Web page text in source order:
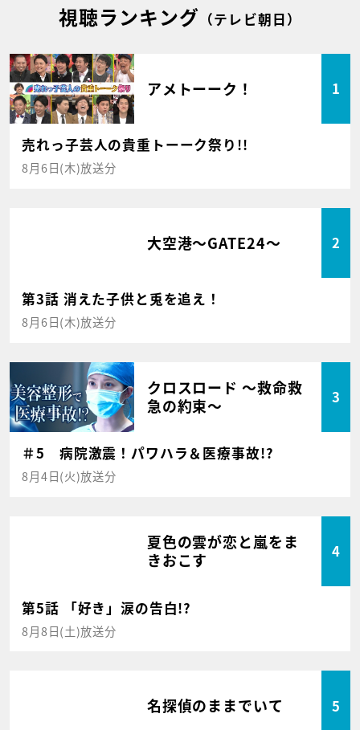
視聴ランキング （テレビ朝日）
アメトーーク！ 1
売れっ子芸人の貴重トーーク祭り!!
8月6日(木)放送分
大空港～GATE24～ 2
第3話 消えた子供と兎を追え！
8月6日(木)放送分
クロスロード ～救命救
急の約束～
3
＃5 病院激震！パワハラ＆医療事故!?
8月4日(火)放送分
夏色の雲が恋と嵐をま
きおこす
4
第5話 「好き」涙の告白!?
8月8日(土)放送分
名探偵のままでいて 5